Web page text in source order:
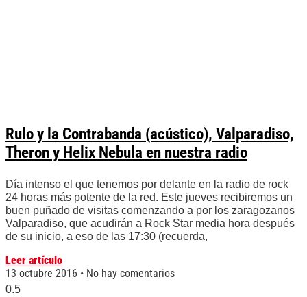
Rulo y la Contrabanda (acústico), Valparadiso,
Theron y Helix Nebula en nuestra radio
Día intenso el que tenemos por delante en la radio de rock
24 horas más potente de la red. Este jueves recibiremos un
buen puñado de visitas comenzando a por los zaragozanos
Valparadiso, que acudirán a Rock Star media hora después
de su inicio, a eso de las 17:30 (recuerda,
Leer artículo
13 octubre 2016
No hay comentarios